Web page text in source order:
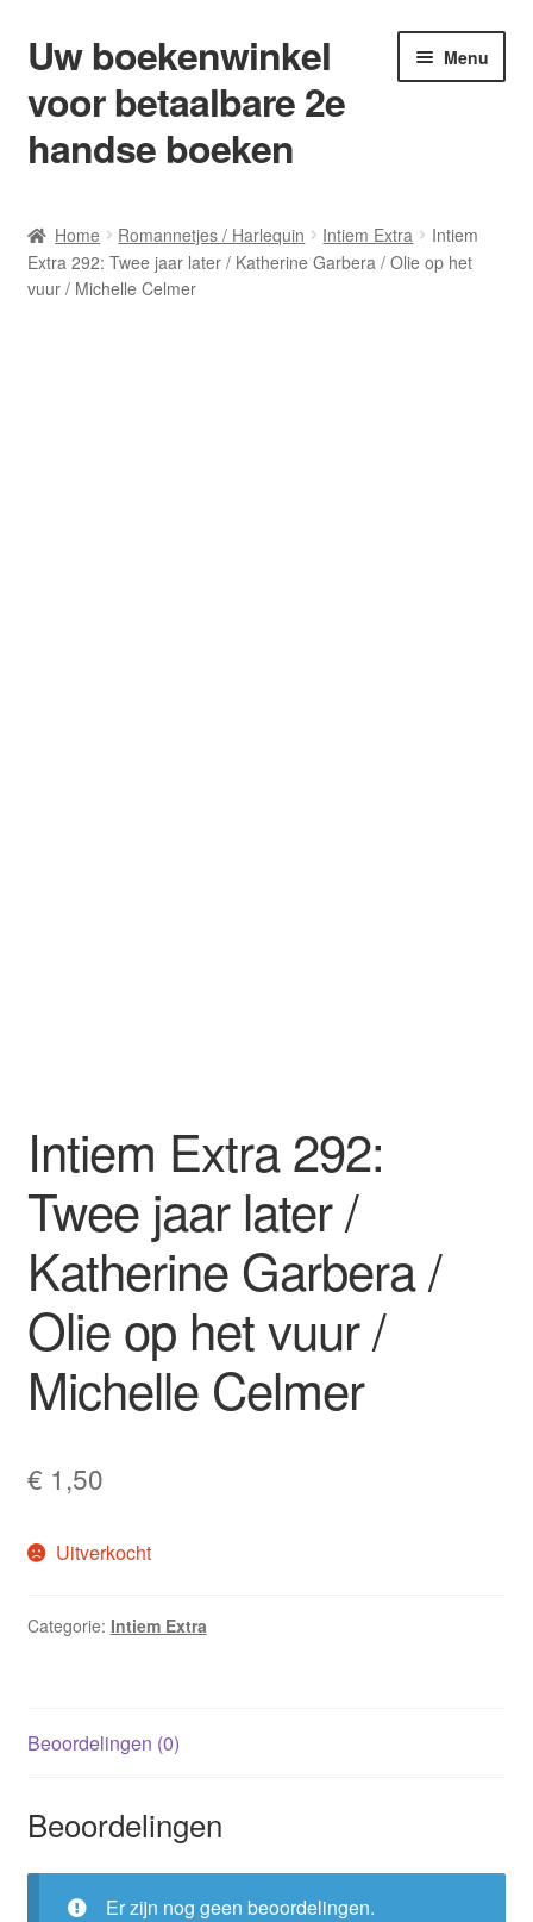
Ga
door
naar
navigatie
Ga
naar
de
inhoud
Uw boekenwinkel
voor betaalbare 2e
handse boeken
Menu
Afrekenen
Home Romannetjes / Harlequin Intiem Extra
Intiem
Extra 292: Twee jaar later / Katherine Garbera / Olie op het
vuur / Michelle Celmer
Intiem Extra 292:
Twee jaar later /
Katherine Garbera /
Olie op het vuur /
Michelle Celmer
€ 1,50
Uitverkocht
Categorie: Intiem Extra
Beoordelingen (0)
Beoordelingen
Er zijn nog geen beoordelingen.